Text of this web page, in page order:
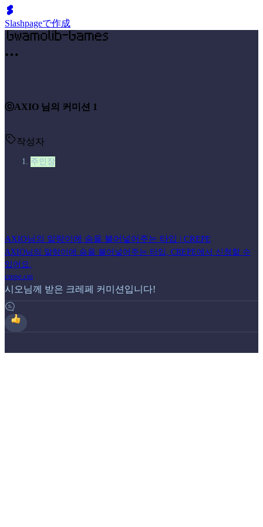
Slashpageで作成
ⓒAXIO 님의 커미션 1
작성자
주인장
AXIO님의 말랑이에 숨을 불어넣어주는 타입 | CREPE
AXIO님의 말랑이에 숨을 불어넣어주는 타입, CREPE에서 신청할 수
있어요.
crepe.cm
시오님께 받은 크레페 커미션입니다!